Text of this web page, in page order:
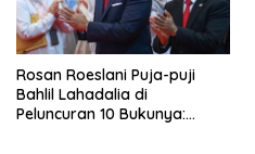
Rosan Roeslani Puja-puji
Bahlil Lahadalia di
Peluncuran 10 Bukunya: